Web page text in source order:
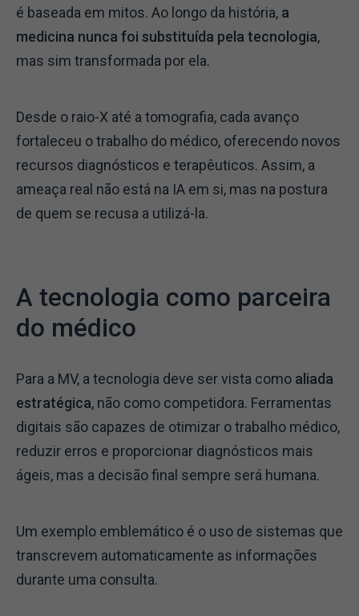
é baseada em mitos. Ao longo da história, a
medicina nunca foi substituída pela tecnologia,
mas sim transformada por ela.
Desde o raio-X até a tomografia, cada avanço
fortaleceu o trabalho do médico, oferecendo novos
recursos diagnósticos e terapêuticos. Assim, a
ameaça real não está na IA em si, mas na postura
de quem se recusa a utilizá-la.
A tecnologia como parceira
do médico
Para a MV, a tecnologia deve ser vista como aliada
estratégica, não como competidora. Ferramentas
digitais são capazes de otimizar o trabalho médico,
reduzir erros e proporcionar diagnósticos mais
ágeis, mas a decisão final sempre será humana.
Um exemplo emblemático é o uso de sistemas que
transcrevem automaticamente as informações
durante uma consulta.